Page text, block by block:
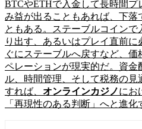
BTCやETHで入金して長時間
み益が出ることもあれば、下落
ともある。ステーブルコイン
り出す、あるいはプレイ直前
ぐにステーブルへ戻すなど、
ペレーションが現実的だ。資金
ル、時間管理、そして税務の
すれば、 オンラインカジノにお
「再現性のある判断」へと進化